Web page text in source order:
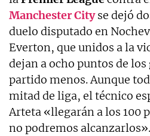
Manchester Cityse dejó
duelo disputado en
Everton, que unidos a la
dejan a ocho puntos de
partido menos. Aunque
mitad de liga, el técnico
Arteta «llegarán a los 100
no podremos alcanzarlos».